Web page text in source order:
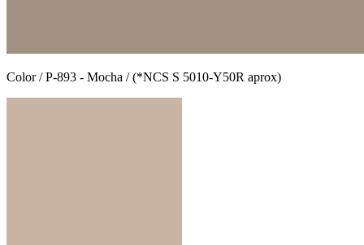
Color / P-893 - Mocha / (*NCS S 5010-Y50R aprox)